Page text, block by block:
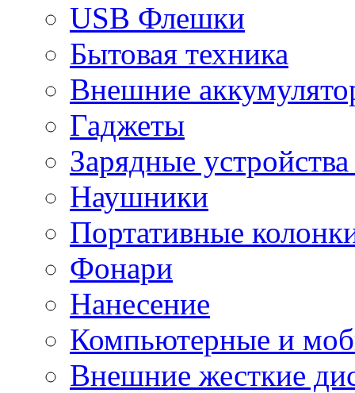
USB Флешки
Бытовая техника
Внешние
Гаджеты
Зарядные
Наушники
Портативные
Фонари
Нанесение
Компьютерные и
Внешние жесткие